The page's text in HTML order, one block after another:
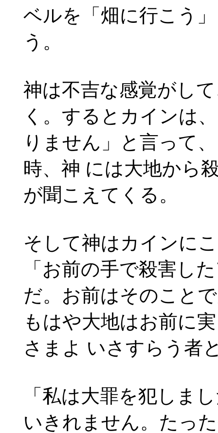
ベルを「畑に行こう
う。
神は不吉な感覚がし
く。するとカインは
りません」と言って
時、神 には大地から
が聞こえてくる。
そして神はカインに
「お前の手で殺害し
だ。お前はそのこと
もはや大地はお前に
さまよ いさすらう者
「私は大罪を犯しま
いきれません。たっ